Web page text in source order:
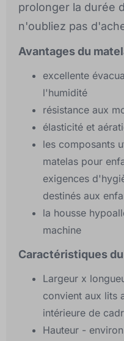
prolonger la durée
n'oubliez pas
Avantages du
excellente
l'humidité
résistance aux
élasticité et
les composants
matelas pour
exigences
destinés aux
la housse
machine
Caractéristiques
Largeur x
convient aux lits
intérieure de
Hauteur -